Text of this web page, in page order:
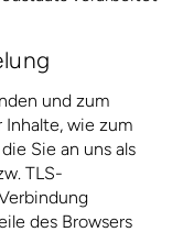
und zum
wie zum
Sie an uns als
TLS-
des Browsers